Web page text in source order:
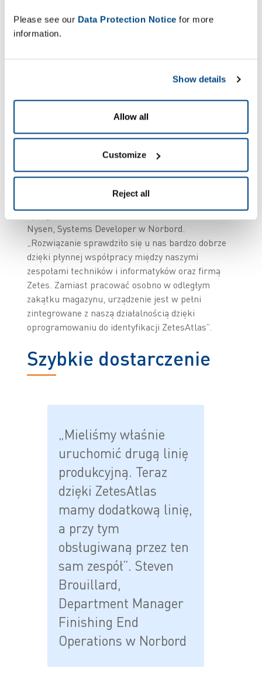
Please see our Data Protection Notice for more
information.
Show details
Allow all
Customize
Reject all
Manager Finishing End Operations w Norbord.
„Oszczędzamy czas, jesteśmy wydajniejsi i
dodatkową linię, ale pracuje przy niej ten sam
zespół. Nowe rozwiązanie pojawiło się w
odpowiednim momencie”.
Nowy sposób pracy
dzięki ZetesAtlas
„Nie jest łatwo połączyć maszyny przemysłowe z
oprogramowaniem ERP lub WMS” – mówi Stefan
Nysen, Systems Developer w Norbord.
„Rozwiązanie sprawdziło się u nas bardzo dobrze
dzięki płynnej współpracy między naszymi
zespołami techników i informatyków oraz firmą
Zetes. Zamiast pracować osobno w odległym
zakątku magazynu, urządzenie jest w pełni
zintegrowane z naszą działalnością dzięki
oprogramowaniu do identyfikacji ZetesAtlas”.
Szybkie dostarczenie
„Mieliśmy właśnie
uruchomić drugą linię
produkcyjną. Teraz
dzięki ZetesAtlas
mamy dodatkową linię,
a przy tym
obsługiwaną przez ten
sam zespół”. Steven
Brouillard,
Department Manager
Finishing End
Operations w Norbord